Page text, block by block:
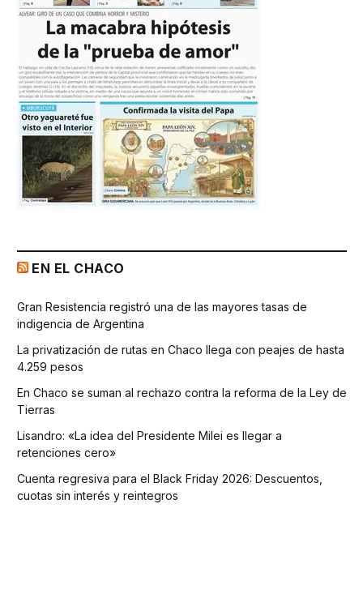
EN EL CHACO
Gran Resistencia registró una de las mayores tasas de
indigencia de Argentina
La privatización de rutas en Chaco llega con peajes de hasta
4.259 pesos
En Chaco se suman al rechazo contra la reforma de la Ley de
Tierras
Lisandro: «La idea del Presidente Milei es llegar a
retenciones cero»
Cuenta regresiva para el Black Friday 2026: Descuentos,
cuotas sin interés y reintegros